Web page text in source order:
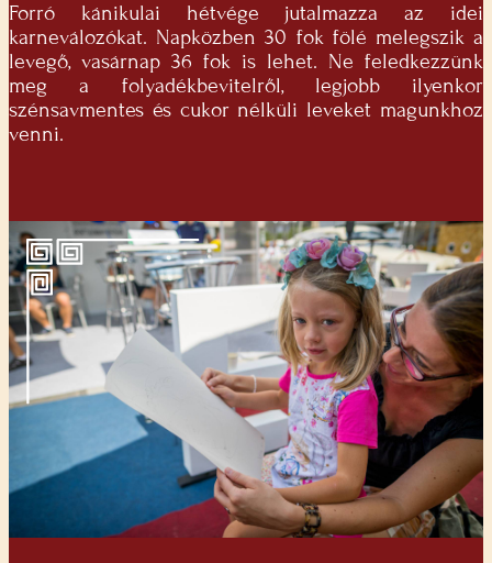
Forró kánikulai hétvége jutalmazza az idei
karneválozókat. Napközben 30 fok fölé melegszik a
levegő, vasárnap 36 fok is lehet. Ne feledkezzünk
meg a folyadékbevitelről, legjobb ilyenkor
szénsavmentes és cukor nélküli leveket magunkhoz
venni.